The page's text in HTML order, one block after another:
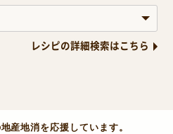
レシピの詳細検索はこちら
産地消を応援しています。